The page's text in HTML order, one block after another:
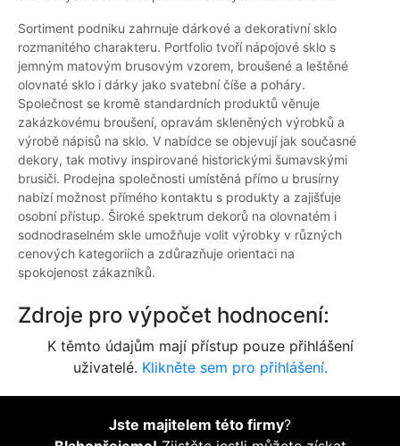
Sortiment podniku zahrnuje dárkové a dekorativní sklo
rozmanitého charakteru. Portfolio tvoří nápojové sklo s
jemným matovým brusovým vzorem, broušené a leštěné
olovnaté sklo i dárky jako svatební číše a poháry.
Společnost se kromě standardních produktů věnuje
zakázkovému broušení, opravám skleněných výrobků a
výrobě nápisů na sklo. V nabídce se objevují jak současné
dekory, tak motivy inspirované historickými šumavskými
brusiči. Prodejna společnosti umístěná přímo u brusírny
nabízí možnost přímého kontaktu s produkty a zajišťuje
osobní přístup. Široké spektrum dekorů na olovnatém i
sodnodraselném skle umožňuje volit výrobky v různých
cenových kategoriích a zdůrazňuje orientaci na
spokojenost zákazníků.
Zdroje pro výpočet hodnocení:
K těmto údajům mají přístup pouze přihlášení
uživatelé. Klikněte sem pro přihlášení.
Jste majitelem této firmy?